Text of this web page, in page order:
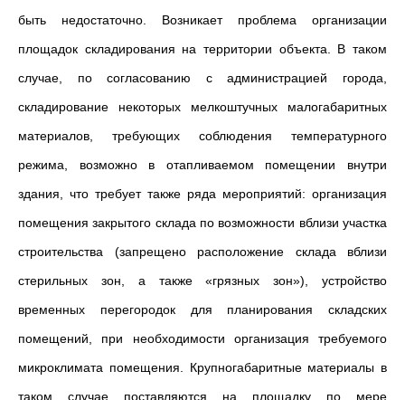
быть недостаточно. Возникает проблема организации
площадок складирования на территории объекта. В таком
случае, по согласованию с администрацией города,
складирование некоторых мелкоштучных малогабаритных
материалов, требующих соблюдения температурного
режима, возможно в отапливаемом помещении внутри
здания, что требует также ряда мероприятий: организация
помещения закрытого склада по возможности вблизи участка
строительства (запрещено расположение склада вблизи
стерильных зон, а также «грязных зон»), устройство
временных перегородок для планирования складских
помещений, при необходимости организация требуемого
микроклимата помещения. Крупногабаритные материалы в
таком случае поставляются на площадку по мере